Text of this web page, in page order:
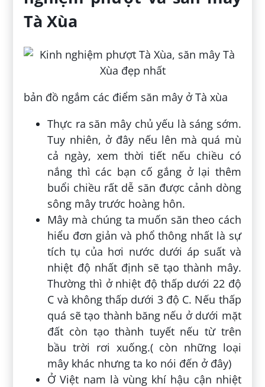
Tà Xùa
bản đồ ngắm các điểm săn mây ở Tà xùa
Thực ra săn mây chủ yếu là sáng sớm.
Tuy nhiên, ở đây nếu lên mà quá mù
cả ngày, xem thời tiết nếu chiều có
nắng thì các bạn cố gắng ở lại thêm
buổi chiều rất dễ săn được cảnh dòng
sông mây trước hoàng hôn.
Mây mà chúng ta muốn săn theo cách
hiểu đơn giản và phổ thông nhất là sự
tích tụ của hơi nước dưới áp suất và
nhiệt độ nhất định sẽ tạo thành mây.
Thường thì ở nhiệt độ thấp dưới 22 độ
C và không thấp dưới 3 độ C. Nếu thấp
quá sẽ tạo thành băng nếu ở dưới mặt
đất còn tạo thành tuyết nếu từ trên
bầu trời rơi xuống.( còn những loại
mây khác nhưng ta ko nói đến ở đây)
Ở Việt nam là vùng khí hậu cận nhiệt